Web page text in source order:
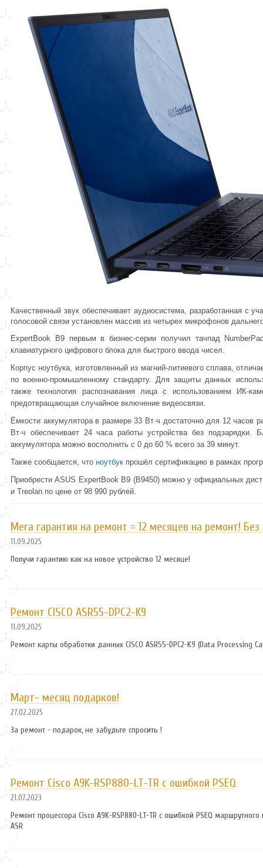
Качественный звук обеспечивает аудиосистема, разработанная с
голосовой связи установлен массив из четырех микрофонов
ExpertBook B9 первым в бизнес-серии получил тачпад
клавиатурного цифрового блока для быстрого ввода чисел.
Корпус ноутбука, изготовленный из магний-литиевого сплава,
по военно-промышленному стандарту. Для защиты данных
также технология распознавания лица с использованием ИК-
предотвращающая случайное включение видеосвязи.
Ёмкости аккумулятора в размере 33 Вт·ч достаточно для 12 часов
Вт·ч обеспечивает 24 часа работы устройства без подзарядки.
аккумулятора можно восполнить с 0 до 60 % всего за 39 минут.
Также сообщается, что ноутбук прошёл сертификацию в рамках
Приобрести ASUS ExpertBook B9 (B9450) можно у официальных
и Treolan по цене от 98 990 рублей.
Мега гарантия на ремонт = 12 месяцев на ремонт! Без
11.09.2025
Получи гарантию как на новое устройство 12 месяце!
Ремонт CISCO ASR55-DPC2-K9
11.09.2025
Ремонт карты обработки данных CISCO ASR55-DPC2-K9 (Data Processing
Март- месяц подарков!
27.02.2025
За ремонт - подарок, не забудьте спросить !
Ремонт Cisco A9K-RSP880-LT-TR с ошибкой PSEQ
21.07.2023
Ремонт процессора Cisco A9K-RSP880-LT-TR с ошибкой PSEQ
ASR